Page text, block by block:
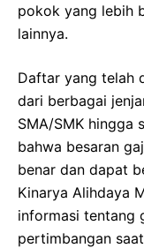
pokok yang lebih
lainnya.
Daftar yang telah
dari berbagai
SMA/SMK hingga
bahwa besaran
benar dan dapat
Kinarya Alihdaya
informasi tentang
pertimbangan